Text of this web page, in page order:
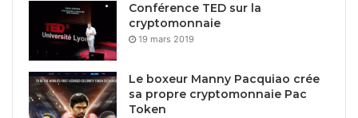
Conférence TED sur la
cryptomonnaie
19 mars 2019
Le boxeur Manny Pacquiao crée
sa propre cryptomonnaie Pac
Token